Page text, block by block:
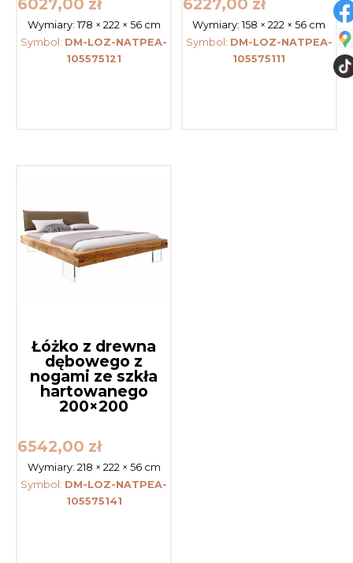
6027,00 zł
Wymiary: 178 × 222 × 56 cm
Symbol: DM-LOZ-NATPEA-
105575121
6227,00 zł
Wymiary:158 × 222 × 56 cm
Symbol: DM-LOZ-NATPEA-
105575111
Łóżko z drewna
dębowego z
nogami ze szkła
hartowanego
200×200
6542,00 zł
Wymiary: 218 × 222 × 56 cm
Symbol: DM-LOZ-NATPEA-
105575141